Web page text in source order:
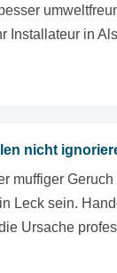
Installateur in
nicht
muffiger Geruch
Leck sein.
Ursache